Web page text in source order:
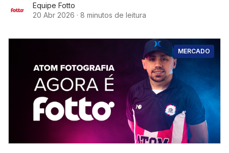
Equipe Fotto
20 Abr 2026 · 8 minutos de leitura
MERCADO